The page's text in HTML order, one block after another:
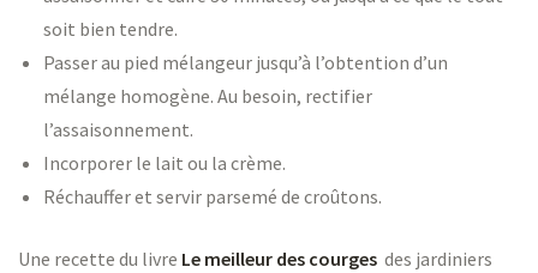
soit bien tendre.
Passer au pied mélangeur jusqu’à l’obtention d’un
mélange homogène. Au besoin, rectifier
l’assaisonnement.
Incorporer le lait ou la crème.
Réchauffer et servir parsemé de croûtons.
Une recette du livre Le meilleur des courges des jardiniers